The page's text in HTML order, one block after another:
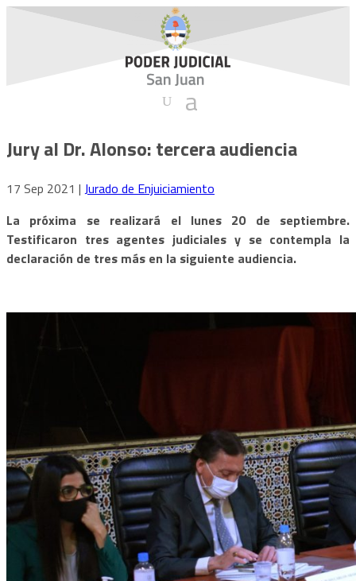
Jury al Dr. Alonso: tercera audiencia
17 Sep 2021 | Jurado de Enjuiciamiento
La próxima se realizará el lunes 20 de septiembre.
Testificaron tres agentes judiciales y se contempla la
declaración de tres más en la siguiente audiencia.